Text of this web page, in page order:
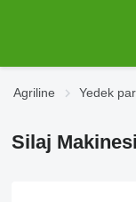
Agriline Yedek
Silaj